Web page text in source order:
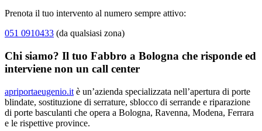
Prenota il tuo intervento al numero sempre attivo:
051 0910433 (da qualsiasi zona)
Chi siamo? Il tuo Fabbro a Bologna che risponde ed
interviene non un call center
apriportaeugenio.it è un’azienda specializzata nell’apertura di porte
blindate, sostituzione di serrature, sblocco di serrande e riparazione
di porte basculanti che opera a Bologna, Ravenna, Modena, Ferrara
e le rispettive province.